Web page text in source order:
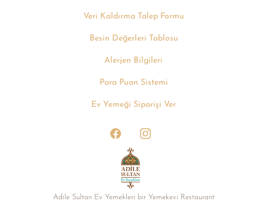
Veri Kaldırma Talep Formu
Besin Değerleri Tablosu
Alerjen Bilgileri
Para Puan Sistemi
Ev Yemeği Siparişi Ver
Adile Sultan Ev Yemekleri bir Yemekevi Restaurant